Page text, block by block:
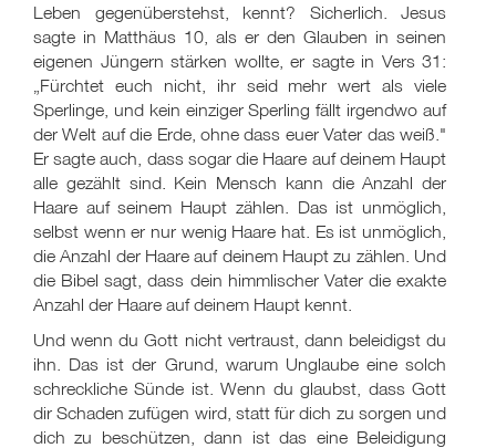
Leben gegenüberstehst, kennt? Sicherlich. Jesus
sagte in Matthäus 10, als er den Glauben in seinen
eigenen Jüngern stärken wollte, er sagte in Vers 31:
„Fürchtet euch nicht, ihr seid mehr wert als viele
Sperlinge, und kein einziger Sperling fällt irgendwo auf
der Welt auf die Erde, ohne dass euer Vater das weiß."
Er sagte auch, dass sogar die Haare auf deinem Haupt
alle gezählt sind. Kein Mensch kann die Anzahl der
Haare auf seinem Haupt zählen. Das ist unmöglich,
selbst wenn er nur wenig Haare hat. Es ist unmöglich,
die Anzahl der Haare auf deinem Haupt zu zählen. Und
die Bibel sagt, dass dein himmlischer Vater die exakte
Anzahl der Haare auf deinem Haupt kennt.
Und wenn du Gott nicht vertraust, dann beleidigst du
ihn. Das ist der Grund, warum Unglaube eine solch
schreckliche Sünde ist. Wenn du glaubst, dass Gott
dir Schaden zufügen wird, statt für dich zu sorgen und
dich zu beschützen, dann ist das eine Beleidigung